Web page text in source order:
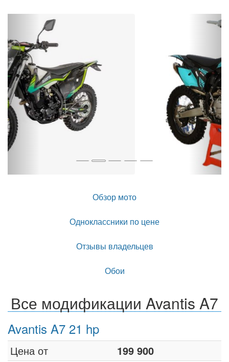
Назад
Обзор мото
Одноклассники по цене
Отзывы владельцев
Обои
Все модификации Avantis A7
Avantis A7 21 hp
Цена от 199 900